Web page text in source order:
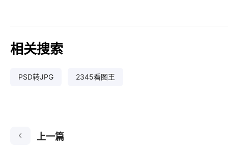
相关搜索
PSD转JPG 2345看图王
上一篇